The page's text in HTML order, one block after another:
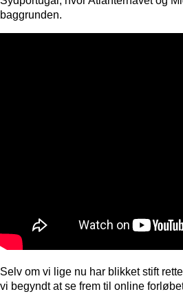
baggrunden.
Selv om vi lige nu har blikket stift
vi begyndt at se frem til online forløbet